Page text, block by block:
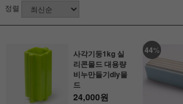
정렬
사각기둥1kg 실
리콘몰드 대용량
비누만들기diy몰
드
24,000원
44%